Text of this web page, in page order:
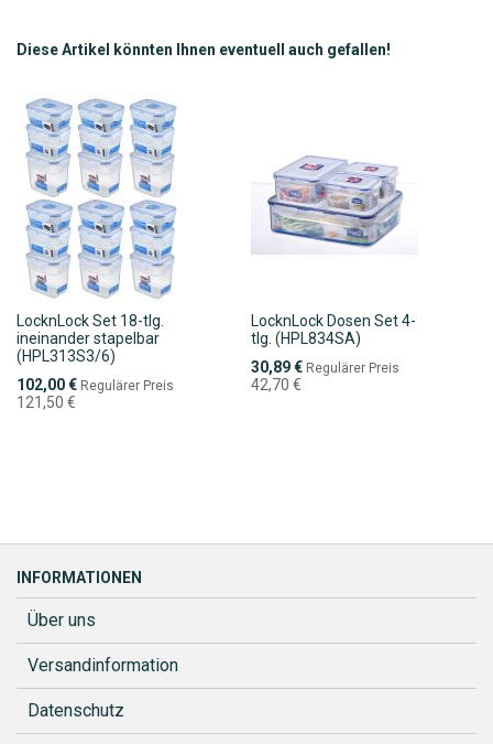
Diese Artikel könnten Ihnen eventuell auch gefallen!
LocknLock Set 18-tlg.
ineinander stapelbar
(HPL313S3/6)
Sonderpreis
102,00 € Regulärer Preis
121,50 €
LocknLock Dosen Set 4-
tlg. (HPL834SA)
Sonderpreis
30,89 € Regulärer Preis
42,70 €
INFORMATIONEN
Über uns
Versandinformation
Datenschutz